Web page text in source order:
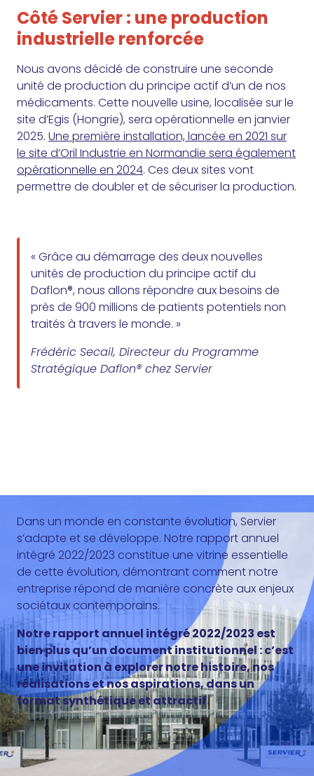
Côté Servier : une production
industrielle renforcée
Nous avons décidé de construire une seconde
unité de production du principe actif d’un de nos
médicaments. Cette nouvelle usine, localisée sur le
site d’Egis (Hongrie), sera opérationnelle en janvier
2025. Une première installation, lancée en 2021 sur
le site d’Oril Industrie en Normandie sera également
opérationnelle en 2024. Ces deux sites vont
permettre de doubler et de sécuriser la production.
« Grâce au démarrage des deux nouvelles
unités de production du principe actif du
Daflon®, nous allons répondre aux besoins de
près de 900 millions de patients potentiels non
traités à travers le monde. »
Frédéric Secail, Directeur du Programme
Stratégique Daflon® chez Servier
Dans un monde en constante évolution, Servier
s’adapte et se développe. Notre rapport annuel
intégré 2022/2023 constitue une vitrine essentielle
de cette évolution, démontrant comment notre
entreprise répond de manière concrète aux enjeux
sociétaux contemporains.
Notre rapport annuel intégré 2022/2023 est
bien plus qu’un document institutionnel : c’est
une invitation à explorer notre histoire, nos
réalisations et nos aspirations, dans un
format synthétique et attractif.
Découvrez notre rapport annuel intégré !